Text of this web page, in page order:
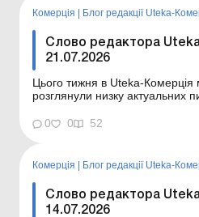
ф...
Комерція | Блог редакції Uteka-
Слово редактора
21.07.2026
Цього тижня в Uteka-Комерція
розглянули низку актуальних
тижня в Uteka-Комерція. Шановні
ознайомлю вас із темами
працевлашту...
0 0 52
Комерція | Блог редакції Uteka-
Слово редактора
14.07.2026